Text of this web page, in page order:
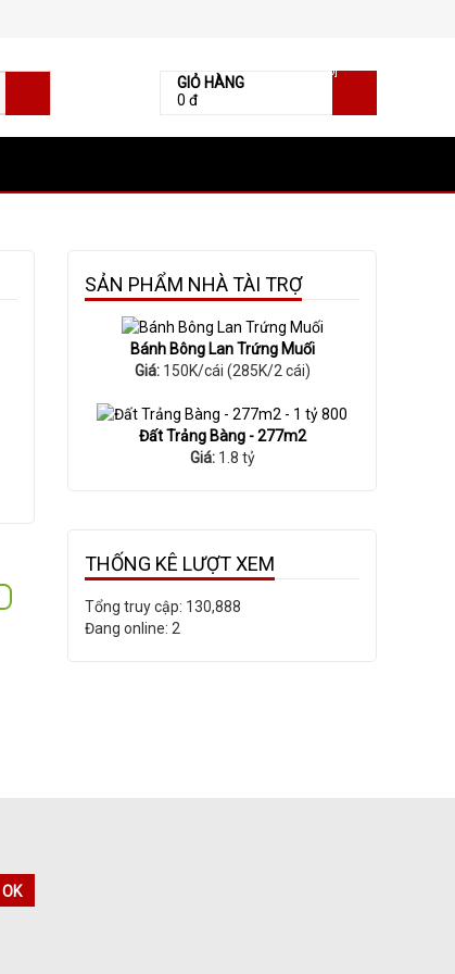
GIỎ HÀNG
0 đ
[0]
SẢN PHẨM NHÀ TÀI TRỢ
Bánh Bông Lan Trứng Muối
Giá:150K/cái (285K/2 cái)
Đất Trảng Bàng - 277m2
Giá:1.8 tỷ
THỐNG KÊ LƯỢT XEM
Tổng truy cập: 130,888
Đang online: 2
OK